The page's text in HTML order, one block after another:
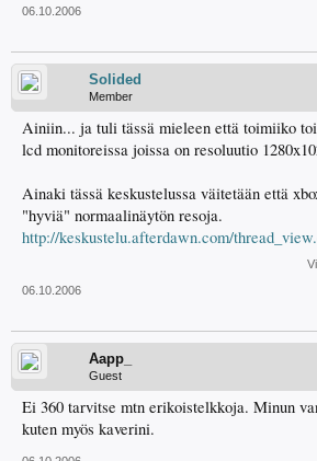
06.10.2006
Solided
Member
Ainiin... ja tuli tässä mieleen että toimiiko toi
lcd monitoreissa joissa on resoluutio
Ainaki tässä keskustelussa väitetään että
"hyviä" normaalinäytön resoja.
http://keskustelu.afterdawn.com/
06.10.2006
Aapp_
Guest
Ei 360 tarvitse mtn erikoistelkkoja. Minun
kuten myös kaverini.